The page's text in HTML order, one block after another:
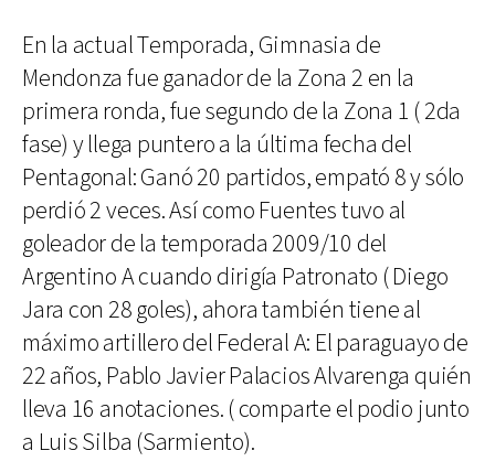
En la actual Temporada, Gimnasia de
Mendonza fue ganador de la Zona 2 en la
primera ronda, fue segundo de la Zona 1 ( 2da
fase) y llega puntero a la última fecha del
Pentagonal: Ganó 20 partidos, empató 8 y sólo
perdió 2 veces. Así como Fuentes tuvo al
goleador de la temporada 2009/10 del
Argentino A cuando dirigía Patronato ( Diego
Jara con 28 goles), ahora también tiene al
máximo artillero del Federal A: El paraguayo de
22 años, Pablo Javier Palacios Alvarenga quién
lleva 16 anotaciones. ( comparte el podio junto
a Luis Silba (Sarmiento).